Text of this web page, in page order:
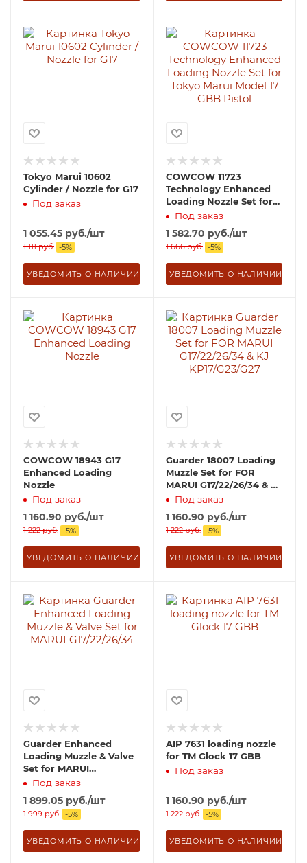
Tokyo Marui 10602
Cylinder / Nozzle for G17
Под заказ
1 055.45 руб./шт
1 111руб. -5%
УВЕДОМИТЬ О НАЛИЧИИ
COWCOW 11723
Technology Enhanced
Loading Nozzle Set for
Tokyo Marui Model 17
Под заказ
1 582.70 руб./шт
1 666руб. -5%
УВЕДОМИТЬ О НАЛИЧИИ
COWCOW 18943 G17
Enhanced Loading
Nozzle
Под заказ
1 160.90 руб./шт
1 222руб. -5%
УВЕДОМИТЬ О НАЛИЧИИ
Guarder 18007 Loading
Muzzle Set for FOR
MARUI G17/22/26/34 & KJ
KP17/G23/G27
Под заказ
1 160.90 руб./шт
1 222руб. -5%
УВЕДОМИТЬ О НАЛИЧИИ
Guarder Enhanced
Loading Muzzle & Valve
Set for MARUI
G17/22/26/34
Под заказ
1 899.05 руб./шт
1 999руб. -5%
УВЕДОМИТЬ О НАЛИЧИИ
AIP 7631 loading nozzle
for TM Glock 17 GBB
Под заказ
1 160.90 руб./шт
1 222руб. -5%
УВЕДОМИТЬ О НАЛИЧИИ